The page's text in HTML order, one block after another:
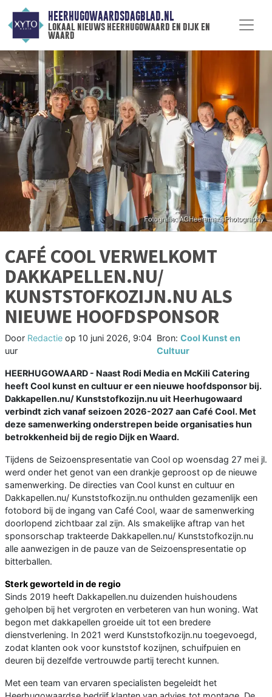
HEERHUGOWAARDSDAGBLAD.NL
lokaal nieuws heerhugowaard en dijk en
waard
CAFÉ COOL VERWELKOMT
DAKKAPELLEN.NU/
KUNSTSTOFKOZIJN.NU ALS
NIEUWE HOOFDSPONSOR
Door Redactie op 10 juni 2026, 9:04
uur
Bron: Cool Kunst en
Cultuur
HEERHUGOWAARD - Naast Rodi Media en McKili Catering
heeft Cool kunst en cultuur er een nieuwe hoofdsponsor bij.
Dakkapellen.nu/ Kunststofkozijn.nu uit Heerhugowaard
verbindt zich vanaf seizoen 2026-2027 aan Café Cool. Met
deze samenwerking onderstrepen beide organisaties hun
betrokkenheid bij de regio Dijk en Waard.
Tijdens de Seizoenspresentatie van Cool op woensdag 27 mei jl.
werd onder het genot van een drankje geproost op de nieuwe
samenwerking. De directies van Cool kunst en cultuur en
Dakkapellen.nu/ Kunststofkozijn.nu onthulden gezamenlijk een
fotobord bij de ingang van Café Cool, waar de samenwerking
doorlopend zichtbaar zal zijn. Als smakelijke aftrap van het
sponsorschap trakteerde Dakkapellen.nu/ Kunststofkozijn.nu
alle aanwezigen in de pauze van de Seizoenspresentatie op
bitterballen.
Sterk geworteld in de regio
Sinds 2019 heeft Dakkapellen.nu duizenden huishoudens
geholpen bij het vergroten en verbeteren van hun woning. Wat
begon met dakkapellen groeide uit tot een bredere
dienstverlening. In 2021 werd Kunststofkozijn.nu toegevoegd,
zodat klanten ook voor kunststof kozijnen, schuifpuien en
deuren bij dezelfde vertrouwde partij terecht kunnen.
Met een team van ervaren specialisten begeleidt het